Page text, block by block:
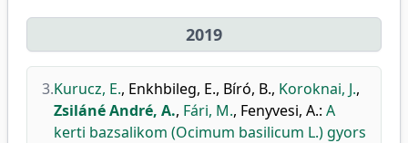
2019
3.Kurucz, E., Enkhbileg, E., Bíró, B., Koroknai, J.,
Zsiláné André, A., Fári, M., Fenyvesi, A.: A
kerti bazsalikom (Ocimum basilicum L.) gyors